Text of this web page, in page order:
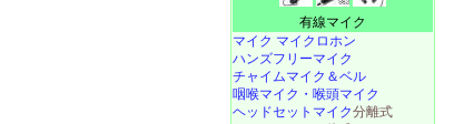
有線マイク
マイク マイクロホン
ハンズフリーマイク
チャイムマイク＆ベル
咽喉マイク・喉頭マイク
ヘッドセットマイク分離式